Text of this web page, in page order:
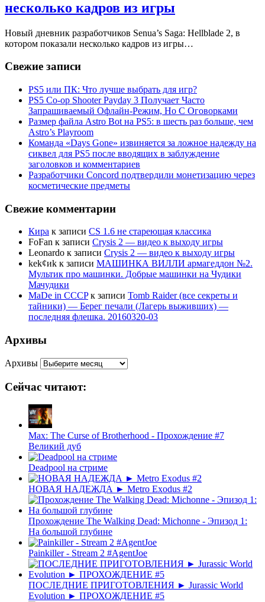
несколько кадров из игры
Новый дневник разработчиков Senua’s Saga: Hellblade 2, в
котором показали несколько кадров из игры…
Свежие записи
PS5 или ПК: Что лучше выбрать для игр?
PS5 Co-op Shooter Payday 3 Получает Часто
Запрашиваемый Офлайн-Режим, Но С Оговорками
Размер файла Astro Bot на PS5: в шесть раз больше, чем
Astro’s Playroom
Команда «Days Gone» извиняется за ложное надежду на
сиквел для PS5 после вводящих в заблуждение
заголовков и комментариев
Разработчики Concord подтвердили монетизацию через
косметические предметы
Свежие комментарии
Кира к записи CS 1.6 не стареющая классика
FoFan к записи Crysis 2 — видео к выходу игры
Leonardo к записи Crysis 2 — видео к выходу игры
kek¢иk к записи МАШИНКА ВИЛЛИ армагеддон №2.
Мультик про машинки. Добрые машинки на Чудики
Мачудики
MaDe in CCCPк записи Tomb Raider (все секреты и
тайники) — Берег печали (Лагерь выживших) —
последняя флешка. 20160320-03
Архивы
Архивы
Сейчас читают:
Max: The Curse of Brotherhood - Прохождение #7
Великий дуб
Deadpool на стриме
НОВАЯ НАДЕЖДА ► Metro Exodus #2
Прохождение The Walking Dead: Michonne - Эпизод 1:
На большой глубине
Painkiller - Stream 2 #AgentJoe
ПОСЛЕДНИЕ ПРИГОТОВЛЕНИЯ ► Jurassic World
Evolution ► ПРОХОЖДЕНИЕ #5